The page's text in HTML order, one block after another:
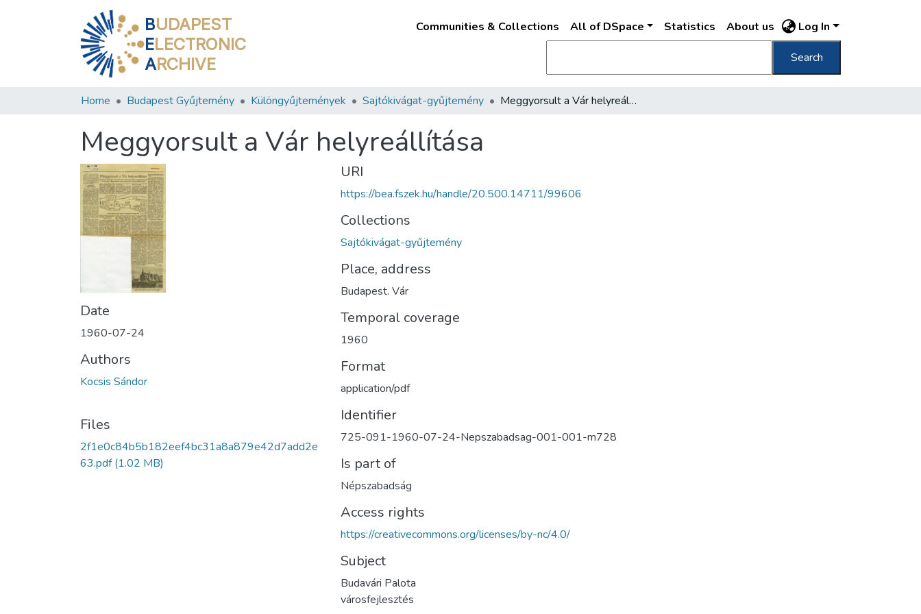
BUDAPEST
ELECTRONIC
ARCHIVE
Communities & Collections All of DSpace Statistics About us Log In
Search
Home Budapest Gyűjtemény Különgyűjtemények Sajtókivágat-gyűjtemény Meggyorsult a Vár helyreállítása
Meggyorsult a Vár helyreállítása
Date
1960-07-24
Authors
Kocsis Sándor
Files
2f1e0c84b5b182eef4bc31a8a879e42d7add2e
63.pdf(1.02 MB)
URI
https://bea.fszek.hu/handle/20.500.14711/99606
Collections
Sajtókivágat-gyűjtemény
Place, address
Budapest. Vár
Temporal coverage
1960
Format
application/pdf
Identifier
725-091-1960-07-24-Nepszabadsag-001-001-m728
Is part of
Népszabadság
Access rights
https://creativecommons.org/licenses/by-nc/4.0/
Subject
Budavári Palota
városfejlesztés